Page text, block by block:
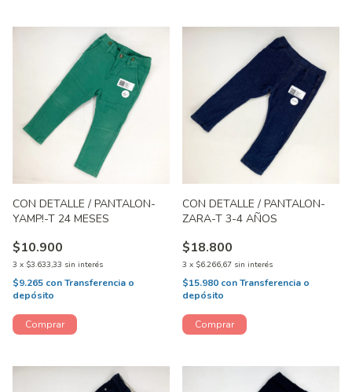
CON DETALLE / PANTALON-
YAMP!-T 24 MESES
$10.900
3 x $3.633,33 sin interés
$9.265 conTransferencia o
depósito
CON DETALLE / PANTALON-
ZARA-T 3-4 AÑOS
$18.800
3 x $6.266,67 sin interés
$15.980 conTransferencia o
depósito